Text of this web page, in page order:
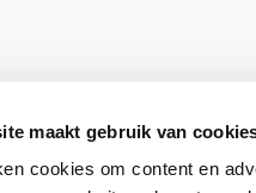
maakt gebruik van
cookies om content en